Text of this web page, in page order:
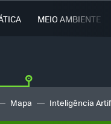
MEIO AMBIENTE
Mapa Inteligência